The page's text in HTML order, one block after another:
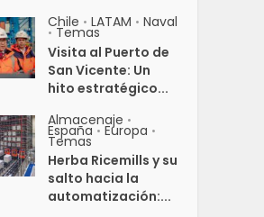
Chile • LATAM • Naval
• Temas
Visita al Puerto de
San Vicente: Un
hito estratégico...
Almacenaje •
España • Europa •
Temas
Herba Ricemills y su
salto hacia la
automatización:...